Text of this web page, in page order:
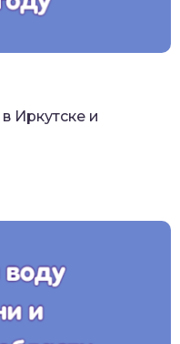
Иркутске и